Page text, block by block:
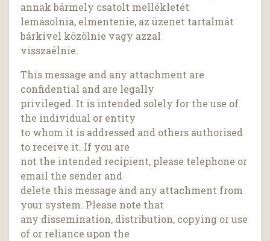
annak bármely csatolt mellékletét
lemásolnia, elmentenie, az üzenet tartalmát
bárkivel közölnie vagy azzal
visszaélnie.
This message and any attachment are
confidential and are legally
privileged. It is intended solely for the use of
the individual or entity
to whom it is addressed and others authorised
to receive it. If you are
not the intended recipient, please telephone or
email the sender and
delete this message and any attachment from
your system. Please note that
any dissemination, distribution, copying or use
of or reliance upon the